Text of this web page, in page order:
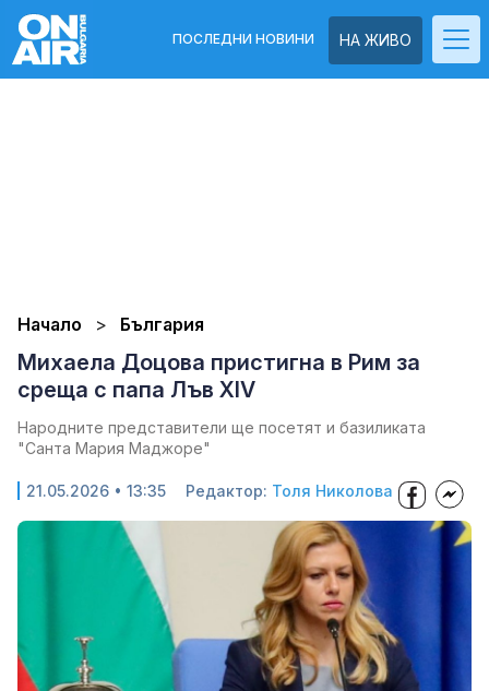
НА ЖИВО
ПОСЛЕДНИ НОВИНИ
Начало България
Михаела Доцова пристигна в Рим за
среща с папа Лъв XIV
Народните представители ще посетят и базиликата
"Санта Мария Маджоре"
21.05.2026 • 13:35 Редактор: Толя Николова